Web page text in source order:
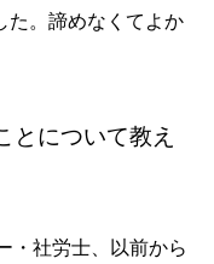
た。諦めなくてよか
とについて教え
・社労士、以前から